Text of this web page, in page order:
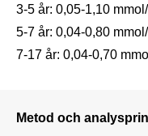
3-5 år: 0,05-1,10
5-7 år: 0,04-0,80
7-17 år: 0,04-0,70
Metod och